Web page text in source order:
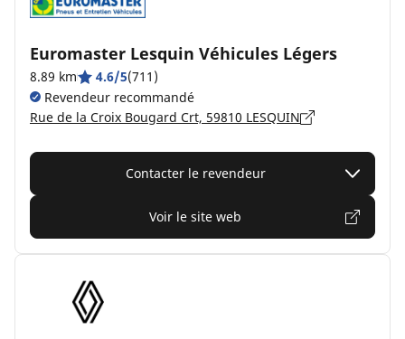
Euromaster Lesquin Véhicules Légers
8.89 km 4.6/5(711)
Revendeur recommandé
Rue de la Croix Bougard Crt, 59810 LESQUIN
Contacter le revendeur
Voir le site web